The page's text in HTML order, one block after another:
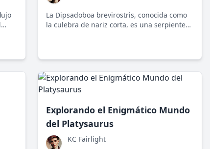
La Dipsadoboa brevirostris, conocida como
la culebra de nariz corta, es una serpiente
Explorando el Enigmático Mundo
del Platysaurus
KC Fairlight